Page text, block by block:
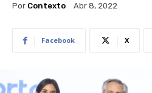
Por Contexto Abr 8, 2022
Facebook X